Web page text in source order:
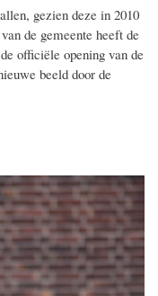
gezien deze in 2010
de gemeente heeft de
officiële opening van de
beeld door de